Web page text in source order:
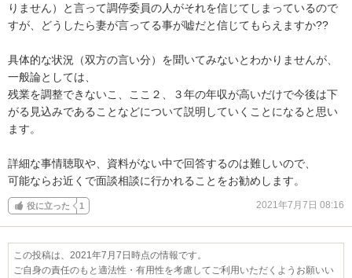
りません）と言って調停委員の人がそれを信じてしまっているので
すが、どうしたら妻が言ってる事が嘘だと信じてもらえますか??
具体的な状況（双方の言い分）を聞いてみないとわかりませんが、
一般論としては、
残業を調整できないこ、ここ２、３年の年収が高いだけで今後は下
がる見込みであることなどについて説明していくことになると思い
ます。
詳細な事情聴取や、資料がない中で回答するのは難しいので、
可能ならお近くで面談相談に行かれることをお勧めします。
役に立った 1 2021年7月7日 08:16
この投稿は、2021年7月7日時点の情報です。
ご自身の責任のもと適法性・有用性を考慮してご利用いただくようお願いい